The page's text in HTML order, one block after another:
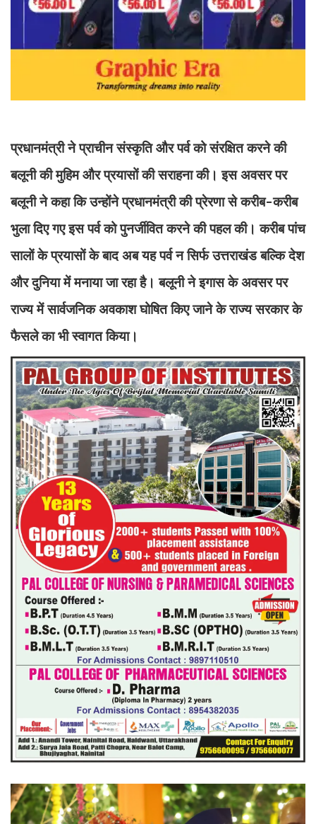
प्रधानमंत्री ने प्राचीन संस्कृति और पर्व को संरक्षित करने की
बलूनी की मुहिम और प्रयासों की सराहना की। इस अवसर पर
बलूनी ने कहा कि उन्होंने प्रधानमंत्री की प्रेरणा से करीब-करीब
भुला दिए गए इस पर्व को पुनर्जीवित करने की पहल की। करीब पांच
सालों के प्रयासों के बाद अब यह पर्व न सिर्फ उत्तराखंड बल्कि देश
और दुनिया में मनाया जा रहा है। बलूनी ने इगास के अवसर पर
राज्य में सार्वजनिक अवकाश घोषित किए जाने के राज्य सरकार के
फैसले का भी स्वागत किया।